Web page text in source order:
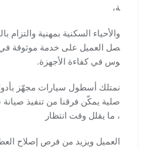
ة،
والأحياء السكنية بمهنية والتزام
صل العميل على خدمة موثوقة
وس في كفاءة الأجهزة.
نمتلك أسطول سيارات مجهّز
صلية يمكّن فرقنا من تنفيذ
، ما يقلل وقت انتظار
العميل ويزيد من فرص إصلاح